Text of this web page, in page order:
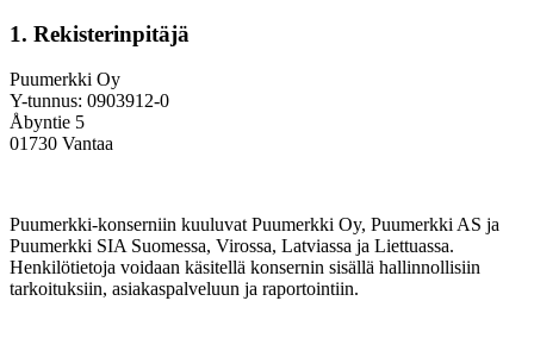
1. Rekisterinpitäjä
Puumerkki Oy
Y-tunnus: 0903912-0
Åbyntie 5
01730 Vantaa
Puumerkki-konserniin kuuluvat Puumerkki Oy, Puumerkki AS ja
Puumerkki SIA Suomessa, Virossa, Latviassa ja Liettuassa.
Henkilötietoja voidaan käsitellä konsernin sisällä hallinnollisiin
tarkoituksiin, asiakaspalveluun ja raportointiin.